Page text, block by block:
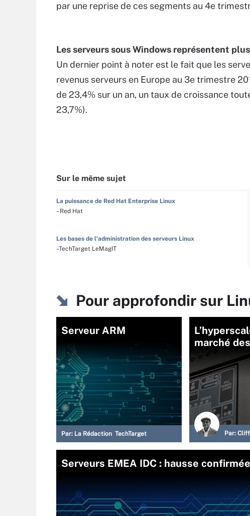
par une reprise de ces segments au 4e
Les serveurs sous Windows représentent
Un dernier point à noter est le fait que les
revenus serveurs en Europe au 3e trimestre
de 23,4% sur un an, un taux de croissance
23,7%).
Sur le même sujet
La puissance de Red Hat Enterprise Linux
–Red Hat
Les bases de l'administration des serveurs Linux
–TechTarget LeMagIT
Pour approfondir sur
Serveur ARM
Par: La Rédaction TechTarget
marché
Par:
Serveurs EMEA IDC : hausse